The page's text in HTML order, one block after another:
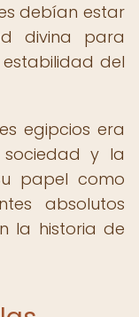
debían estar
divina para
del
egipcios era
y la
papel como
absolutos
la historia de